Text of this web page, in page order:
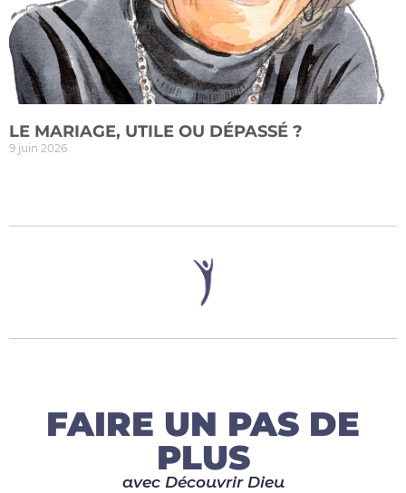
LE MARIAGE, UTILE OU DÉPASSÉ ?
9 juin 2026
FAIRE UN PAS DE
PLUS
avec Découvrir Dieu